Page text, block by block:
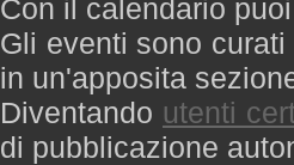
Con il calendario
Gli eventi sono
in un'apposita
Diventando utenti
di pubblicazione